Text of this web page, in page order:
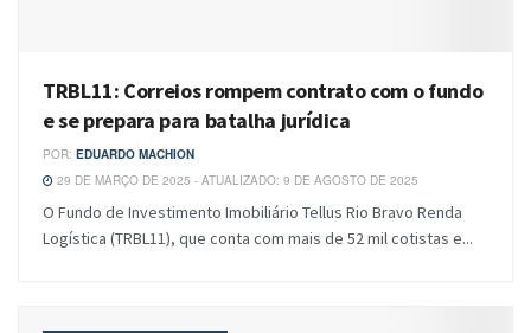
TRBL11: Correios rompem contrato com o fundo
e se prepara para batalha jurídica
POR: EDUARDO MACHION
29 DE MARÇO DE 2025 - ATUALIZADO: 9 DE AGOSTO DE 2025
O Fundo de Investimento Imobiliário Tellus Rio Bravo Renda
Logística (TRBL11), que conta com mais de 52 mil cotistas e...